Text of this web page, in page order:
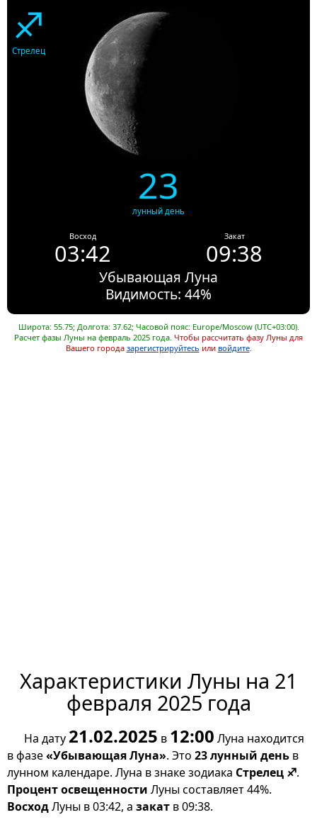
♐
Стрелец
23
лунный день
Восход
03:42
Закат
09:38
Убывающая Луна
Видимость: 44%
Широта: 55.75; Долгота: 37.62; Часовой пояс: Europe/Moscow (UTC+03:00).
Расчет фазы Луны на февраль 2025 года. Чтобы рассчитать фазу Луны для
Вашего города зарегистрируйтесь или войдите.
Характеристики Луны на 21
февраля 2025 года
На дату 21.02.2025 в 12:00 Луна находится
в фазе«Убывающая Луна». Это 23 лунный день в
лунном календаре. Луна в знаке зодиака Стрелец ♐.
Процент освещенности Луны составляет 44%.
ВосходЛуны в 03:42, а закат в 09:38.